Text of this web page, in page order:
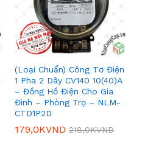
(Loại Chuẩn) Công Tơ Điện
1 Pha 2 Dây CV140 10(40)A
– Đồng Hồ Điện Cho Gia
Đình – Phòng Trọ – NLM-
CTD1P2D
179,0KVND 218,0KVND